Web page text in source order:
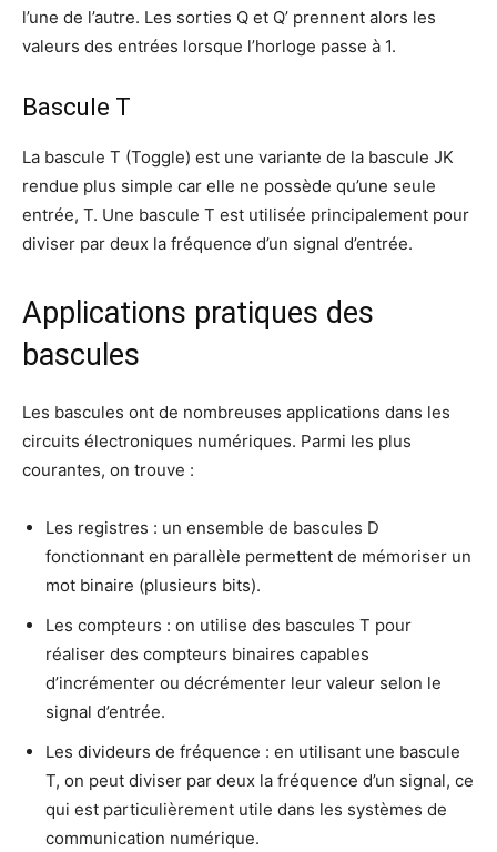
l’une de l’autre. Les sorties Q et Q’ prennent alors les
valeurs des entrées lorsque l’horloge passe à 1.
Bascule T
La bascule T (Toggle) est une variante de la bascule JK
rendue plus simple car elle ne possède qu’une seule
entrée, T. Une bascule T est utilisée principalement pour
diviser par deux la fréquence d’un signal d’entrée.
Applications pratiques des
bascules
Les bascules ont de nombreuses applications dans les
circuits électroniques numériques. Parmi les plus
courantes, on trouve :
Les registres : un ensemble de bascules D
fonctionnant en parallèle permettent de mémoriser un
mot binaire (plusieurs bits).
Les compteurs : on utilise des bascules T pour
réaliser des compteurs binaires capables
d’incrémenter ou décrémenter leur valeur selon le
signal d’entrée.
Les divideurs de fréquence : en utilisant une bascule
T, on peut diviser par deux la fréquence d’un signal, ce
qui est particulièrement utile dans les systèmes de
communication numérique.